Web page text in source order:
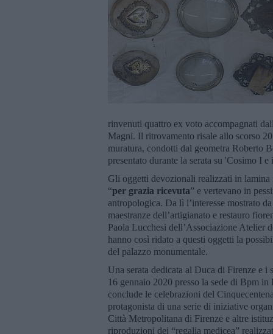
rinvenuti quattro ex voto accompagnati
Magni. Il ritrovamento risale allo scorso
muratura, condotti dal geometra Roberto
presentato durante la serata su 'Cosimo I
Gli oggetti devozionali realizzati in lamina
“per grazia ricevuta” e vertevano in
antropologica. Da lì l’interesse mostrato
maestranze dell’artigianato e restauro
Paola Lucchesi dell’Associazione Atelier
hanno così ridato a questi oggetti la
del palazzo monumentale.
Una serata dedicata al Duca di Firenze e
16 gennaio 2020 presso la sede di Bpm
conclude le celebrazioni del
protagonista di una serie di iniziative
Città Metropolitana di Firenze e altre
riproduzioni dei “regalia medicea”